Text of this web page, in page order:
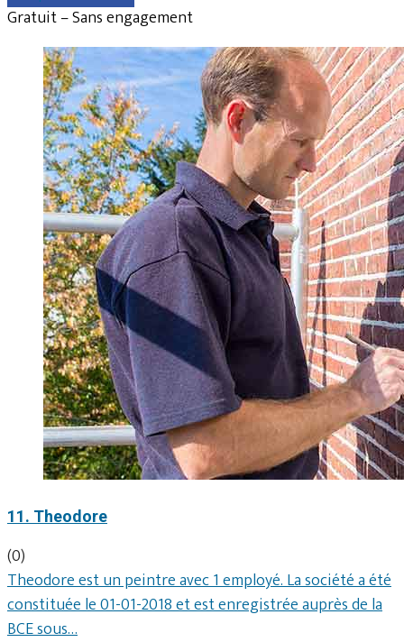
Gratuit – Sans engagement
11. Theodore
(0)
Theodore est un peintre avec 1 employé. La société a été
constituée le 01-01-2018 et est enregistrée auprès de la
BCE sous…